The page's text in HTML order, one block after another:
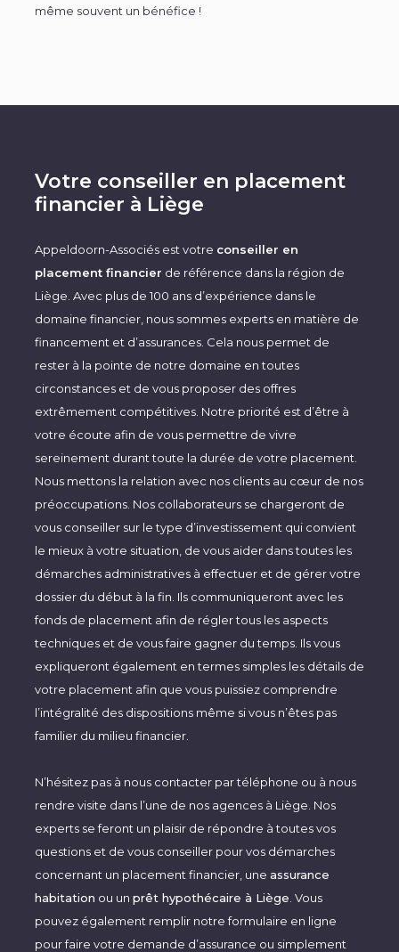
même souvent un bénéfice !
Votre conseiller en placement
financier à Liège
Appeldoorn-Associés est votre conseiller en
placement financier de référence dans la région de
Liège. Avec plus de 100 ans d’expérience dans le
domaine financier, nous sommes experts en matière de
financement et d’assurances. Cela nous permet de
rester à la pointe de notre domaine en toutes
circonstances et de vous proposer des offres
extrêmement compétitives. Notre priorité est d’être à
votre écoute afin de vous permettre de vivre
sereinement durant toute la durée de votre placement.
Nous mettons la relation avec nos clients au cœur de nos
préoccupations. Nos collaborateurs se chargeront de
vous conseiller sur le type d’investissement qui convient
le mieux à votre situation, de vous aider dans toutes les
démarches administratives à effectuer et de gérer votre
dossier du début à la fin. Ils communiqueront avec les
fonds de placement afin de régler tous les aspects
techniques et de vous faire gagner du temps. Ils vous
expliqueront également en termes simples les détails de
votre placement afin que vous puissiez comprendre
l’intégralité des dispositions même si vous n’êtes pas
familier du milieu financier.
N’hésitez pas à nous contacter par téléphone ou à nous
rendre visite dans l’une de nos agences à Liège. Nos
experts se feront un plaisir de répondre à toutes vos
questions et de vous conseiller pour vos démarches
concernant un placement financier, une assurance
habitation ou un prêt hypothécaire à Liège . Vous
pouvez également remplir notre formulaire en ligne
pour faire votre demande d’assurance ou simplement